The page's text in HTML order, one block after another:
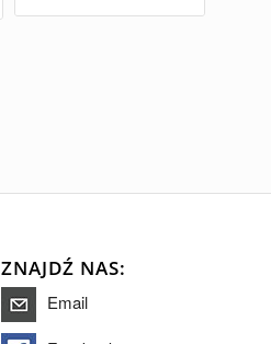
ZNAJDŹ NAS:
Email